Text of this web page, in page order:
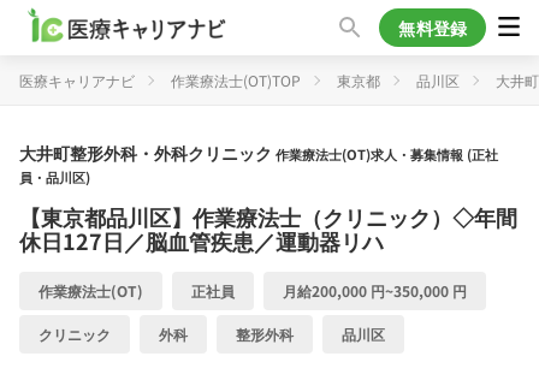
無料登録
医療キャリアナビ 作業療法士(OT)TOP 東京都 品川区 大井
大井町整形外科・外科クリニック 作業療法士(OT)求人・募集情報 (正社
員・品川区)
【東京都品川区】作業療法士（クリニック）◇年間
休日127日／脳血管疾患／運動器リハ
作業療法士(OT) 正社員 月給200,000 円~350,000 円
クリニック 外科 整形外科 品川区